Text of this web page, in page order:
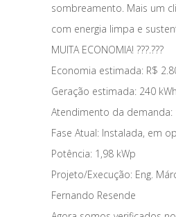
sombreamento. Mais um
com energia limpa e
MUITA ECONOMIA! ???.???
Economia estimada: R$
Geração estimada: 240
Atendimento da demanda:
Fase Atual: Instalada, em
Potência: 1,98 kWp
Projeto/Execução: Eng.
Fernando Resende